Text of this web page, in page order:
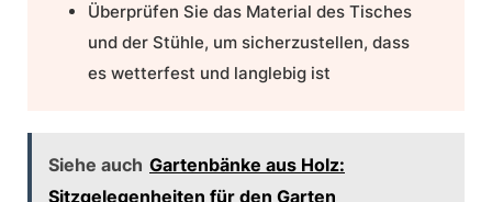
Überprüfen Sie das Material des Tisches
und der Stühle, um sicherzustellen, dass
es wetterfest und langlebig ist
Siehe auch Gartenbänke aus Holz:
Sitzgelegenheiten für den Garten